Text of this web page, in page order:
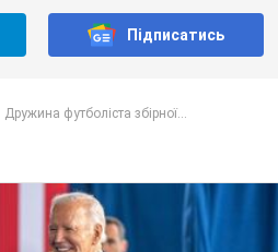
Підписатись
Дружина футболіста збірної...